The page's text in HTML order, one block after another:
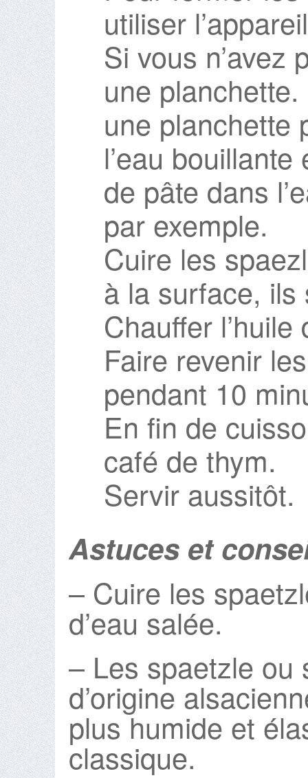
utiliser
Si vous n’avez
une
une planchette
l’eau
de pâte dans
par exemple.
Cuire les
à la surface, ils
Chauffer
Faire revenir
pendant 10
En fin de
café de thym.
Servir aussitôt.
Astuces et
– Cuire les
d’eau salée.
– Les spaetzle ou
d’origine
plus humide et
classique.